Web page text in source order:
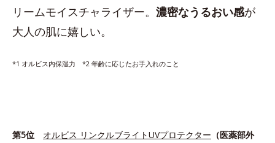
リームモイスチャライザー。 濃密なうるおい感が
大人の肌に嬉しい。
*1 オルビス内保湿力 *2 年齢に応じたお手入れのこと
第5位 オルビス リンクルブライトUVプロテクター （医薬部外